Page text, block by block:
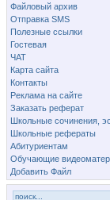
Файловый архив
Отправка SMS
Полезные ссылки
Гостевая
ЧАТ
Карта сайта
Контакты
Реклама на сайте
Заказать реферат
Школьные сочинения,
Школьные рефераты
Абитуриентам
Обучающие
Добавить Файл